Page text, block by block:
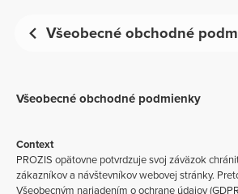
Všeobecné obchodné
Všeobecné obchodné podmienky
Context
PROZIS opätovne potvrdzuje svoj záväzok
zákazníkov a návštevníkov webovej stránky.
Všeobecným nariadením o ochrane údajov